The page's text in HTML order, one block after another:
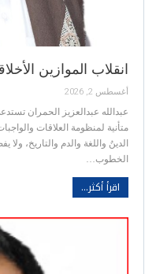
انقلاب الموازين
أغسطس 2, 2026
عبدالله عبدالعزيز الحمران
متأنية لمنظومة العلاقات
الدينُ واللغة والدم والتاريخ، ولا
الخطوب…
اقرأ أكثر...